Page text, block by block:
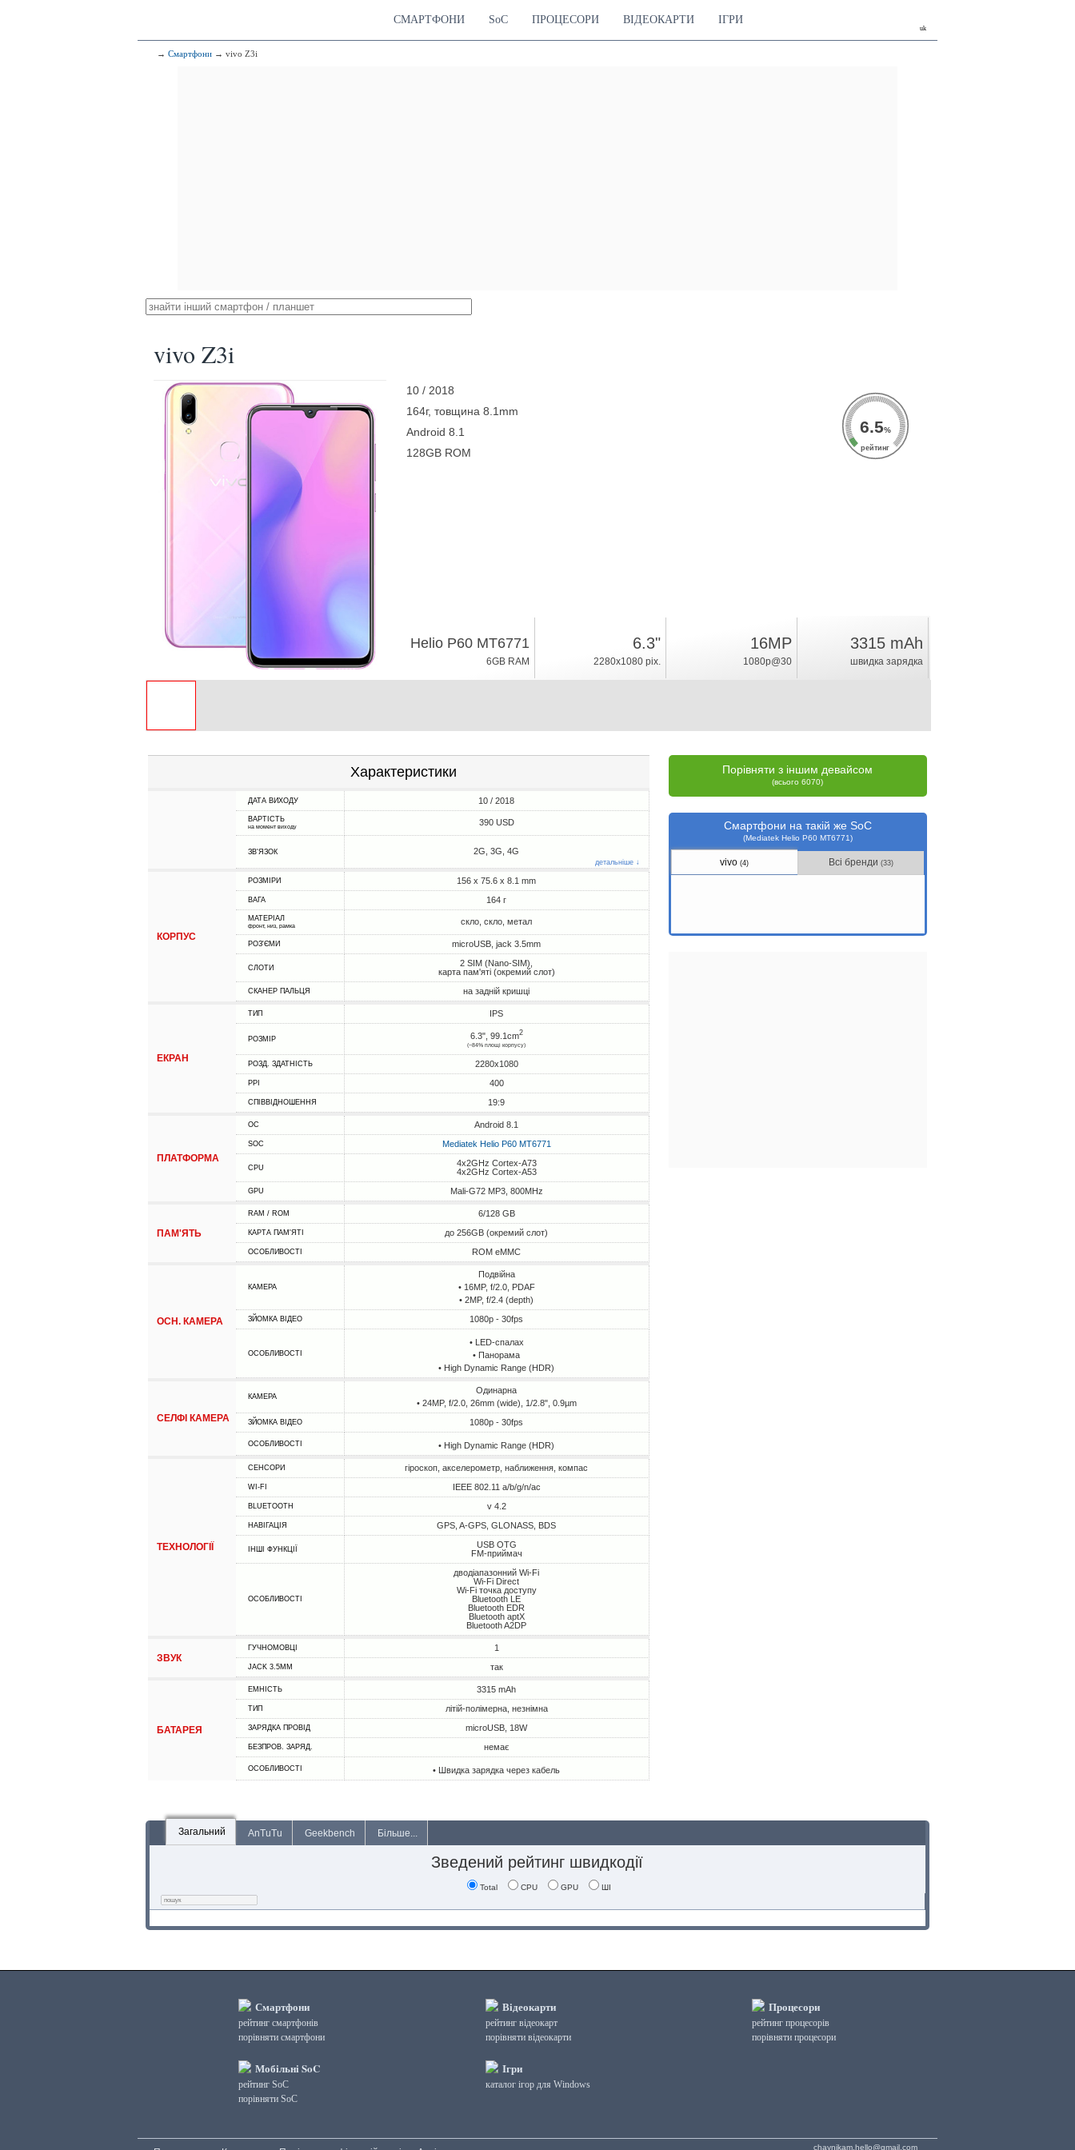
uk
СМАРТФОНИ SoC ПРОЦЕСОРИ ВІДЕОКАРТИ ІГРИ
→ Смартфони → vivo Z3i
vivo Z3i
10 / 2018
164г, товщина 8.1mm
Android 8.1
128GB ROM
6.5%
рейтинг
Helio P60 MT6771
6GB RAM
6.3"
2280x1080 pix.
16MP
1080p@30
3315 mAh
швидка зарядка
Характеристики
ДАТА ВИХОДУ 10 / 2018
ВАРТІСТЬ
на момент виходу 390 USD
ЗВ'ЯЗОК 2G, 3G, 4G
детальніше ↓
КОРПУС
РОЗМІРИ 156 x 75.6 x 8.1 mm
ВАГА 164 г
МАТЕРІАЛ
фронт, низ, рамка скло, скло, метал
РОЗ'ЄМИ microUSB, jack 3.5mm
СЛОТИ
2 SIM (Nano-SIM),
карта пам'яті (окремий слот)
СКАНЕР ПАЛЬЦЯ на задній кришці
ЕКРАН
ТИП IPS
РОЗМІР 6.3", 99.1cm2
(~84% площі корпусу)
РОЗД. ЗДАТНІСТЬ 2280x1080
PPI 400
СПІВВІДНОШЕННЯ 19:9
ПЛАТФОРМА
ОС Android 8.1
SOC Mediatek Helio P60 MT6771
CPU
4x2GHz Cortex-A73
4x2GHz Cortex-A53
GPU Mali-G72 MP3, 800MHz
ПАМ'ЯТЬ
RAM / ROM 6/128 GB
КАРТА ПАМ'ЯТІ до 256GB (окремий слот)
ОСОБЛИВОСТІ ROM eMMC
ОСН. КАМЕРА
КАМЕРА
Подвійна
• 16MP, f/2.0, PDAF
• 2MP, f/2.4 (depth)
ЗЙОМКА ВІДЕО 1080p - 30fps
ОСОБЛИВОСТІ
• LED-спалах
• Панорама
• High Dynamic Range (HDR)
СЕЛФІ КАМЕРА
КАМЕРА
Одинарна
• 24MP, f/2.0, 26mm (wide), 1/2.8", 0.9µm
ЗЙОМКА ВІДЕО 1080p - 30fps
ОСОБЛИВОСТІ • High Dynamic Range (HDR)
ТЕХНОЛОГІЇ
СЕНСОРИ гіроскоп, акселерометр, наближення, компас
WI-FI IEEE 802.11 a/b/g/n/ac
BLUETOOTH v 4.2
НАВІГАЦІЯ GPS, A-GPS, GLONASS, BDS
ІНШІ ФУНКЦІЇ
USB OTG
FM-приймач
ОСОБЛИВОСТІ
дводіапазонний Wi-Fi
Wi-Fi Direct
Wi-Fi точка доступу
Bluetooth LE
Bluetooth EDR
Bluetooth aptX
Bluetooth A2DP
ЗВУК
ГУЧНОМОВЦІ 1
JACK 3.5MM так
БАТАРЕЯ
ЕМНІСТЬ 3315 mAh
ТИП літій-полімерна, незнімна
ЗАРЯДКА ПРОВІД microUSB, 18W
БЕЗПРОВ. ЗАРЯД. немає
ОСОБЛИВОСТІ • Швидка зарядка через кабель
Порівняти з іншим девайсом
(всього 6070)
Смартфони на такій же SoC
(Mediatek Helio P60 MT6771)
vivo(4) Всі бренди (33)
Загальний AnTuTu Geekbench Більше...
Зведений рейтинг швидкодії
Total CPU GPU ШІ
Смартфони
рейтинг смартфонів
порівняти смартфони
Мобільні SoC
рейтинг SoC
порівняти SoC
Відеокарти
рейтинг відеокарт
порівняти відеокарти
Ігри
каталог ігор для Windows
Процесори
рейтинг процесорів
порівняти процесори
chaynikam.hello@gmail.com